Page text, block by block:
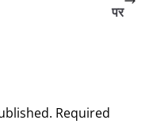
पर
Required